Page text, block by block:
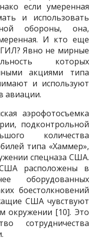
если умеренная
и использовать
обороны, она,
И кто еще
Явно не мирные
которых
акциями типа
и используют
авиации.
аэрофотосъемка
подконтроль­ной
количества
типа «Хаммер»,
спецназа США.
США расположены в
оборудованных
боестолкновений
США чувствуют
окружении [10]. Это
сотрудничества